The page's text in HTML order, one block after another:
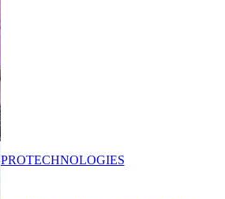
PROTECHNOLOGIES